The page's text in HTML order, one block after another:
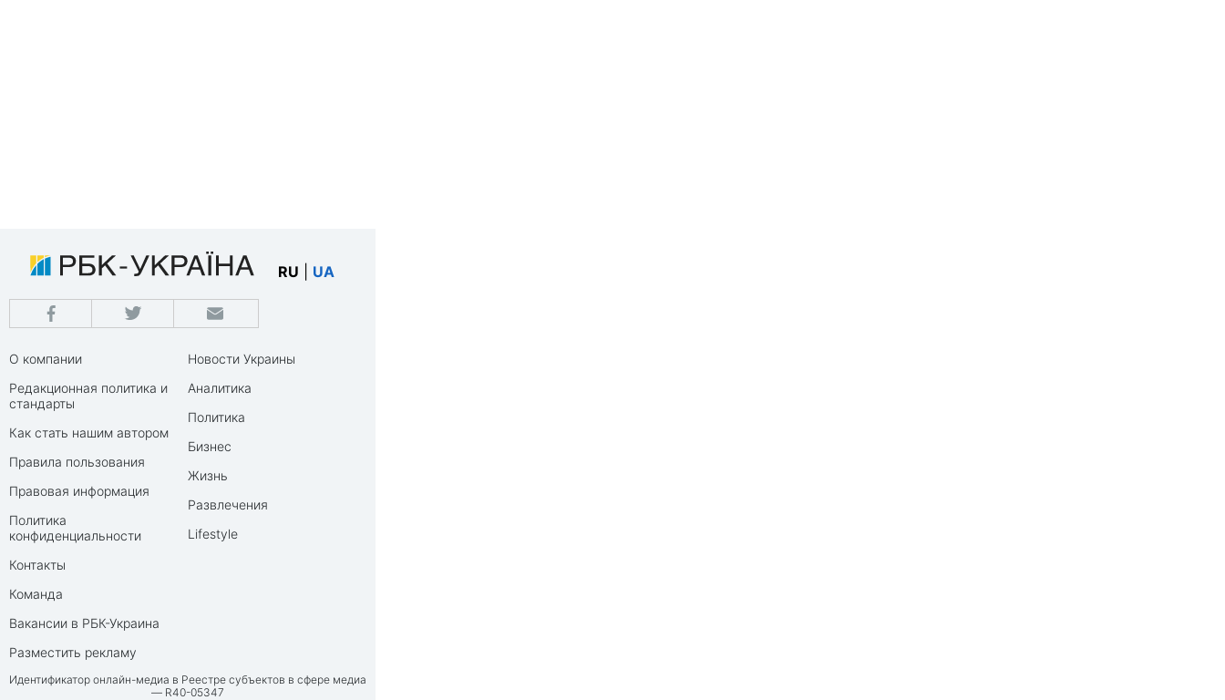
RU UA
О компании
Редакционная политика и
стандарты
Как стать нашим автором
Правила пользования
Правовая информация
Политика
конфиденциальности
Контакты
Команда
Вакансии в РБК-Украина
Разместить рекламу
Новости Украины
Аналитика
Политика
Бизнес
Жизнь
Развлечения
Lifestyle
Идентификатор онлайн-медиа в Реестре субъектов в сфере медиа
— R40-05347